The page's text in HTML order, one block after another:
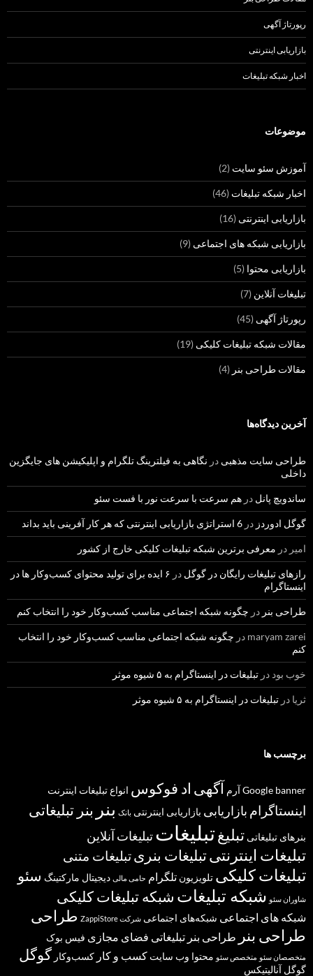
رپورتاژ آگهی
بازاریابی اینترنتی
اخبار شبکه تبلیغات
موضوعات
آموزش سئو سایت (2)
اخبار شبکه تبلیغات (46)
بازاریابی اینترنتی (16)
بازاریابی شبکه های اجتماعی (9)
بازاریابی محتوا (5)
تبلیغات آنلاین (7)
رپورتاژ آگهی (45)
مقالات شبکه تبلیغات کلیکی (19)
مقالات طراحی بنر (4)
آخرین دیدگاه‌ها
طراحی سایت مذهبی در نگاهی به فیلترینگ تلگرام و اپلیکیشن های جایگزین
داخلی
ساندویچ پانل در هم سرعت با سرعت نور با فست سئو
گوگل ادوردز در 6 استراتژی بازاریابی اینترنتی که هر کار آفرینی باید بداند
امیر در معرفی برترین شبکه تبلیغات کلیکی خارج از کشور
رازهای تبلیغات رایگان در گوگل در
۶ ایده برای تولید محتوای کسب‌و‌کار ها در
اینستاگرام
طراحی بنر در چگونه شبکه اجتماعی مناسب کسب‌وکار خود را انتخاب کنم
maryam zarei در چگونه شبکه اجتماعی مناسب کسب‌وکار خود را انتخاب
کنم
خوب بود در تبلیغات در اینستاگرام به ۵ شیوه موثر
ثریا در تبلیغات در اینستاگرام به ۵ شیوه موثر
برچسب ها
banner
Googleآرم آگهی اد فوکوس انواع تبلیغات اینترنت
اینستاگرام بازاریابی بازاریابی اینترنتی بانک بنر بنر تبلیغاتی
بنرهای تبلیغاتی تبلیغتبلیغاتتبلیغات آنلاین
تبلیغات اینترنتیتبلیغات بنریتبلیغات متنی
تبلیغات کلیکی تلویزیون تلگرام حامی مالی دیجیتال مارکتینگ سئو
شاوران سئو شبکه تبلیغات شبکه تبلیغات کلیکی
شبکه های اجتماعی شبکه‌های اجتماعی شرکت ZappiStore
طراحی
طراحی بنر طراحی بنر تبلیغاتی فضای مجازی فیس بوک
متخصصان سئو متخصص سئو محتوا وب سایت کسب و کار کسب‌وکار گوگل
گوگل آنالیتیکس